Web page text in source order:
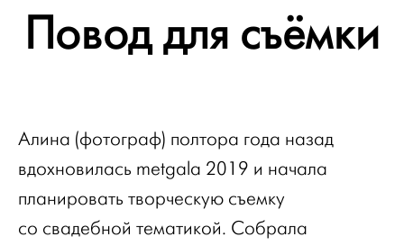
Повод для съёмки
Алина (фотограф) полтора года назад
вдохновилась metgala 2019 и начала
планировать творческую съемку
со свадебной тематикой. Собрала